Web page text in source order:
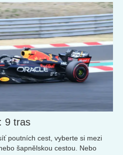
9 tras
poutních cest, vyberte si mezi
šapnělskou cestou. Nebo